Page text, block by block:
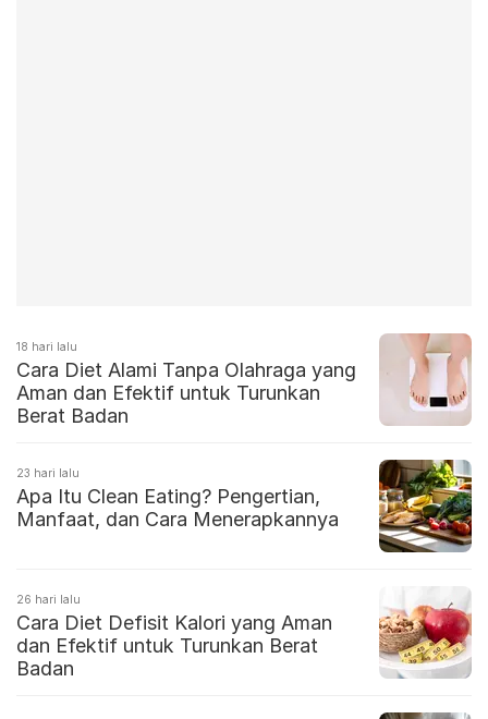
18 hari lalu
Cara Diet Alami Tanpa Olahraga yang
Aman dan Efektif untuk Turunkan
Berat Badan
23 hari lalu
Apa Itu Clean Eating? Pengertian,
Manfaat, dan Cara Menerapkannya
26 hari lalu
Cara Diet Defisit Kalori yang Aman
dan Efektif untuk Turunkan Berat
Badan